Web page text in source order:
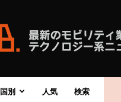
自
国別 人気 検索